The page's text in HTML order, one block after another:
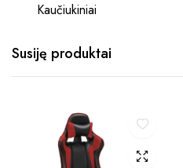
Kaučiukiniai
Susiję produktai